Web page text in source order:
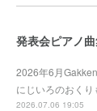
2026年6月
にじいろのおく
2026.07.06 19:05